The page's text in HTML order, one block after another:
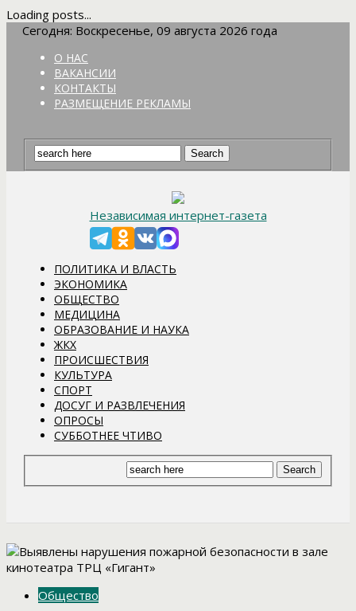
Loading posts...
Сегодня: Воскресенье, 09 августа 2026 года
О НАС
ВАКАНСИИ
КОНТАКТЫ
РАЗМЕЩЕНИЕ РЕКЛАМЫ
Независимая интернет-газета
ПОЛИТИКА И ВЛАСТЬ
ЭКОНОМИКА
ОБЩЕСТВО
МЕДИЦИНА
ОБРАЗОВАНИЕ И НАУКА
ЖКХ
ПРОИСШЕСТВИЯ
КУЛЬТУРА
СПОРТ
ДОСУГ И РАЗВЛЕЧЕНИЯ
ОПРОСЫ
СУББОТНЕЕ ЧТИВО
Общество